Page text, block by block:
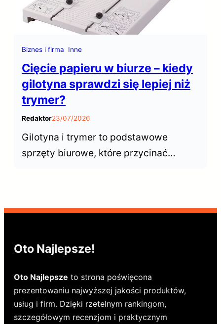
Biznes i firma Inne
Cięcie papieru w biurze – kiedy
gilotyna sprawdzi się lepiej niż
trymer?
Redaktor23/07/2026
Gilotyna i trymer to podstawowe
sprzęty biurowe, które przycinać
wystarczy trymer?
Oto Najlepsze!
Oto Najlepsze to strona poświęcona
prezentowaniu najwyższej jakości produktów,
usług i firm. Dzięki rzetelnym rankingom,
szczegółowym recenzjom i praktycznym